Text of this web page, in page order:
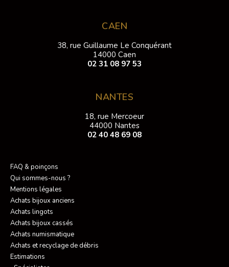
CAEN
38, rue Guillaume Le Conquérant
14000 Caen
02 31 08 97 53
NANTES
18, rue Mercoeur
44000 Nantes
02 40 48 69 08
FAQ & poinçons
Qui sommes-nous ?
Mentions légales
Achats bijoux anciens
Achats lingots
Achats bijoux cassés
Achats numismatique
Achats et recyclage de débris
Estimations